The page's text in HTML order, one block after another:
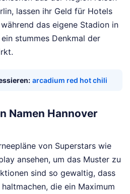
lassen ihr Geld für Hotels
das eigene Stadion in
stummes Denkmal der
arcadium red hot chili
Namen Hannover
von Superstars wie
ansehen, um das Muster zu
sind so gewaltig, dass
die ein Maximum